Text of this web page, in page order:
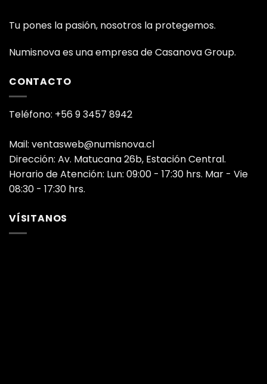
Tu pones la pasión, nosotros la protegemos.
Numisnova es una empresa de Casanova Group.
CONTACTO
Teléfono: +56 9 3457 8942
Mail: ventasweb@numisnova.cl
Dirección: Av. Matucana 26b, Estación Central.
Horario de Atención: Lun: 09:00 - 17:30 hrs. Mar - Vie
08:30 - 17:30 hrs.
VÍSITANOS